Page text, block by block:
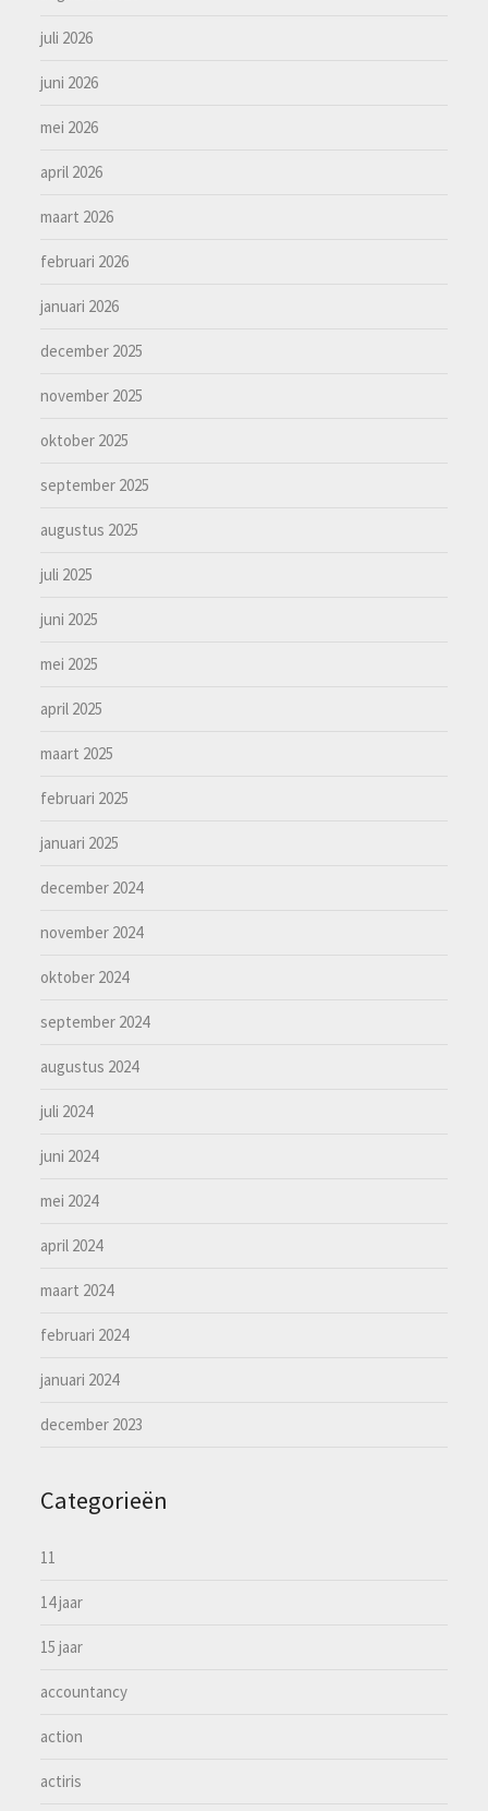
juli 2026
juni 2026
mei 2026
april 2026
maart 2026
februari 2026
januari 2026
december 2025
november 2025
oktober 2025
september 2025
augustus 2025
juli 2025
juni 2025
mei 2025
april 2025
maart 2025
februari 2025
januari 2025
december 2024
november 2024
oktober 2024
september 2024
augustus 2024
juli 2024
juni 2024
mei 2024
april 2024
maart 2024
februari 2024
januari 2024
december 2023
Categorieën
11
14 jaar
15 jaar
accountancy
action
actiris